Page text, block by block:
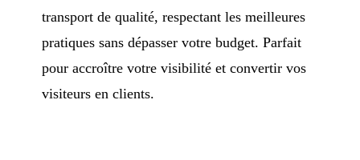
transport de qualité, respectant les meilleures
pratiques sans dépasser votre budget. Parfait
pour accroître votre visibilité et convertir vos
visiteurs en clients.